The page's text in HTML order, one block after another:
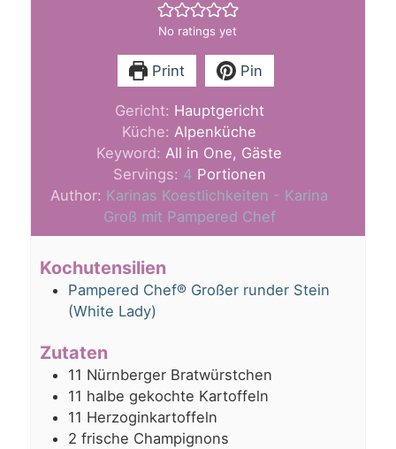
No ratings yet
Print Pin
Gericht: Hauptgericht
Küche: Alpenküche
Keyword: All in One, Gäste
Servings: 4 Portionen
Author: Karinas Koestlichkeiten - Karina
Groß mit Pampered Chef
Kochutensilien
Pampered Chef® Großer runder Stein
(White Lady)
Zutaten
11 Nürnberger Bratwürstchen
11 halbe gekochte Kartoffeln
11 Herzoginkartoffeln
2 frische Champignons